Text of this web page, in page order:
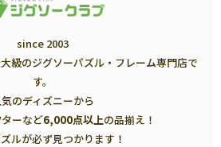
since 2003
級のジグソーパズル・フレーム専門店で
す。
のディズニーから
ーなど6,000点以上の品揃え！
ルが必ず見つかります！